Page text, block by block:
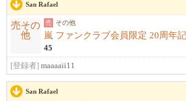
San Rafael
売 その他
45
[登録者] maaaaii11
San Rafael